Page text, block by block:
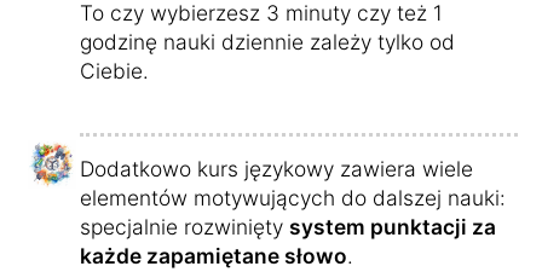
To czy wybierzesz 3 minuty czy też 1
godzinę nauki dziennie zależy tylko od
Ciebie.
Dodatkowo kurs językowy zawiera wiele
elementów motywujących do dalszej nauki:
specjalnie rozwinięty system punktacji za
każde zapamiętane słowo.